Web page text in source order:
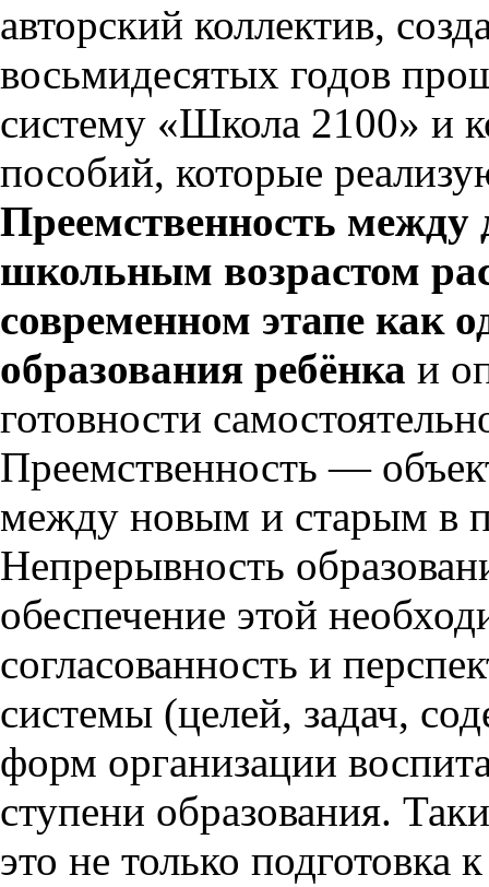
авторский коллектив,
восьмидесятых годов
систему «Школа 2100» и
пособий, которые
Преемственность
школьным возрастом
современном этапе как
образования ребёнка и
готовности
Преемственность —
между новым и старым в
Непрерывность
обеспечение этой
согласованность и
системы (целей, задач,
форм организации
ступени образования.
это не только подготовка